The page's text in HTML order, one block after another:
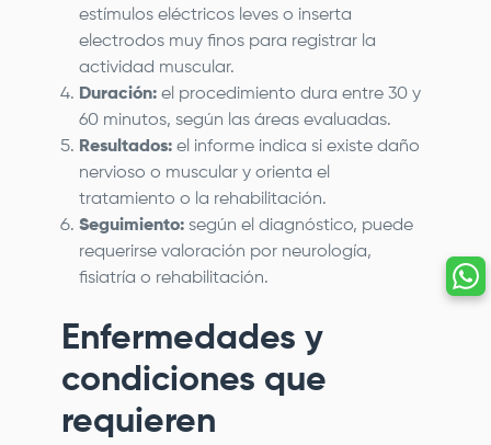
estímulos eléctricos leves o inserta
electrodos muy finos para registrar la
actividad muscular.
Duración: el procedimiento dura entre 30 y
60 minutos, según las áreas evaluadas.
Resultados: el informe indica si existe daño
nervioso o muscular y orienta el
tratamiento o la rehabilitación.
Seguimiento: según el diagnóstico, puede
requerirse valoración por neurología,
fisiatría o rehabilitación.
Enfermedades y
condiciones que
requieren